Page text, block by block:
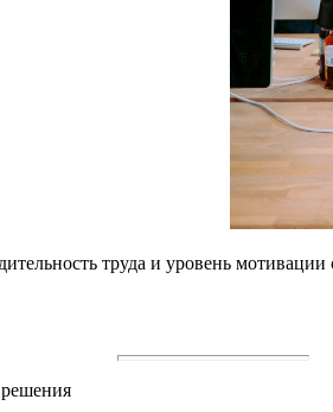
труда и уровень мотивации